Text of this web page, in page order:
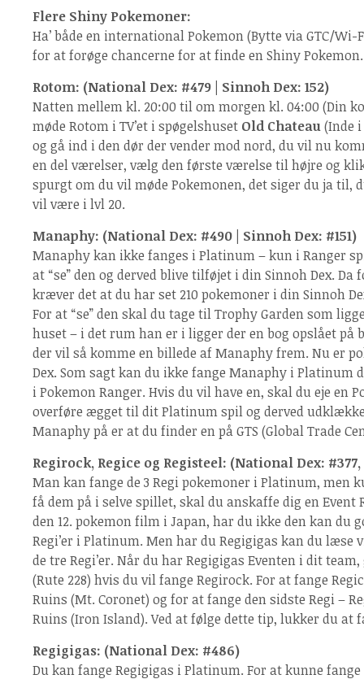
Flere Shiny Pokemoner:
Ha’ både en international Pokemon (Bytte via GTC/Wi-
for at forøge chancerne for at finde en Shiny Pokemon.
Rotom: (National Dex: #479 | Sinnoh Dex: 152)
Natten mellem kl. 20:00 til om morgen kl. 04:00 (Din
møde Rotom i TV’et i spøgelshuset Old Chateau(Inde i
og gå ind i den dør der vender mod nord, du vil nu
en del værelser, vælg den første værelse til højre og klik
spurgt om du vil møde Pokemonen, det siger du ja til,
vil være i lvl 20.
Manaphy: (National Dex: #490 | Sinnoh Dex: #151)
Manaphy kan ikke fanges i Platinum – kun i Ranger
at “se” den og derved blive tilføjet i din Sinnoh Dex.
kræver det at du har set 210 pokemoner i din Sinnoh
For at “se” den skal du tage til Trophy Garden som
huset – i det rum han er i ligger der en bog opslået på
der vil så komme en billede af Manaphy frem. Nu er
Dex. Som sagt kan du ikke fange Manaphy i Platinum
i Pokemon Ranger. Hvis du vil have en, skal du eje en
overføre ægget til dit Platinum spil og derved
Manaphy på er at du finder en på GTS (Global Trade
Regirock, Regice og Registeel: (National Dex: #377,
Man kan fange de 3 Regi pokemoner i Platinum, men
få dem på i selve spillet, skal du anskaffe dig en Event
den 12. pokemon film i Japan, har du ikke den kan du
Regi’er i Platinum. Men har du Regigigas kan du læse
de tre Regi’er. Når du har Regigigas Eventen i dit
(Rute 228) hvis du vil fange Regirock. For at fange
Ruins (Mt. Coronet) og for at fange den sidste Regi –
Ruins (Iron Island). Ved at følge dette tip, lukker du at
Regigigas: (National Dex: #486)
Du kan fange Regigigas i Platinum. For at kunne